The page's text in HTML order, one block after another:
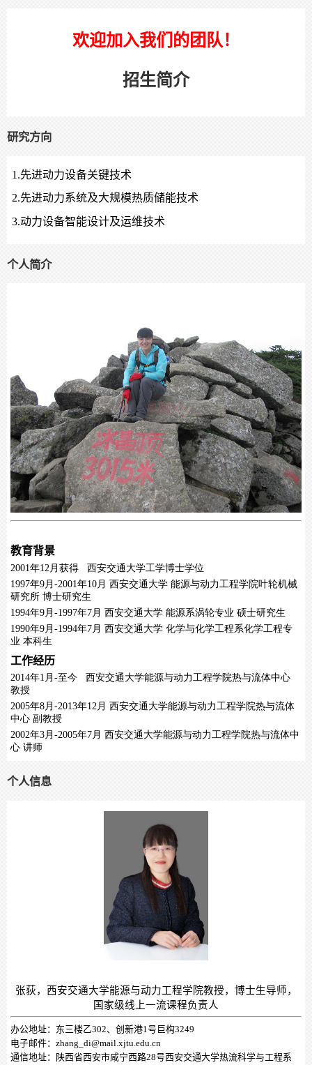
欢迎加入我们的团队！
招生简介
研究方向
1.先进动力设备关键技术
2.先进动力系统及大规模热质储能技术
3.动力设备智能设计及运维技术
个人简介
教育背景
2001年12月获得 西安交通大学工学博士学位
1997年9月-2001年10月 西安交通大学 能源与动力工程学院叶轮机械
研究所 博士研究生
1994年9月-1997年7月 西安交通大学 能源系涡轮专业 硕士研究生
1990年9月-1994年7月 西安交通大学 化学与化学工程系化学工程专
业 本科生
工作经历
2014年1月-至今 西安交通大学能源与动力工程学院热与流体中心
教授
2005年8月-2013年12月 西安交通大学能源与动力工程学院热与流体
中心 副教授
2002年3月-2005年7月 西安交通大学能源与动力工程学院热与流体中
心 讲师
个人信息
张荻，西安交通大学能源与动力工程学院教授，博士生导师，
国家级线上一流课程负责人
办公地址：东三楼乙302、创新港1号巨构3249
电子邮件：zhang_di@mail.xjtu.edu.cn
通信地址：陕西省西安市咸宁西路28号西安交通大学热流科学与工程系